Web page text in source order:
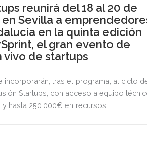
reunirá del 18 al 20 de
Sevilla a
en la quinta edición
el gran evento de
vivo de startups
incorporarán, tras el programa, al ciclo
Startups, con acceso a equipo
hasta 250.000€ en recursos.